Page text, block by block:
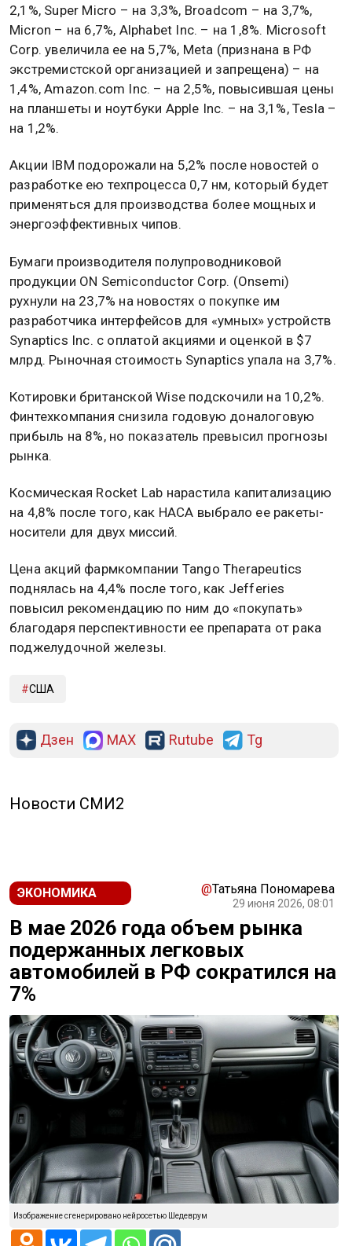
2,1%, Super Micro – на 3,3%, Broadcom – на 3,7%,
Micron – на 6,7%, Alphabet Inc. – на 1,8%. Microsoft
Corp. увеличила ее на 5,7%, Meta (признана в РФ
экстремистской организацией и запрещена) – на
1,4%, Amazon.com Inc. – на 2,5%, повысившая цены
на планшеты и ноутбуки Apple Inc. – на 3,1%, Tesla –
на 1,2%.
Акции IBM подорожали на 5,2% после новостей о
разработке ею техпроцесса 0,7 нм, который будет
применяться для производства более мощных и
энергоэффективных чипов.
Бумаги производителя полупроводниковой
продукции ON Semiconductor Corp. (Onsemi)
рухнули на 23,7% на новостях о покупке им
разработчика интерфейсов для «умных» устройств
Synaptics Inc. с оплатой акциями и оценкой в $7
млрд. Рыночная стоимость Synaptics упала на 3,7%.
Котировки британской Wise подскочили на 10,2%.
Финтехкомпания снизила годовую доналоговую
прибыль на 8%, но показатель превысил прогнозы
рынка.
Космическая Rocket Lab нарастила капитализацию
на 4,8% после того, как НАСА выбрало ее ракеты-
носители для двух миссий.
Цена акций фармкомпании Tango Therapeutics
поднялась на 4,4% после того, как Jefferies
повысил рекомендацию по ним до «покупать»
благодаря перспективности ее препарата от рака
поджелудочной железы.
США
Дзен MAX Rutube Tg
Новости СМИ2
ЭКОНОМИКА @Татьяна Пономарева
29 июня 2026, 08:01
В мае 2026 года объем рынка
подержанных легковых
автомобилей в РФ сократился на
7%
Изображение сгенерировано нейросетью Шедеврум